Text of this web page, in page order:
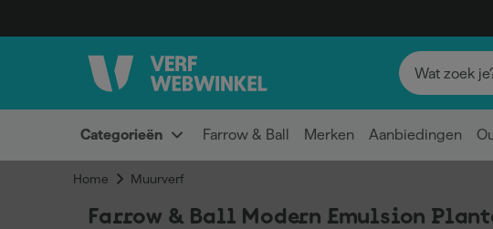
Categorieën Farrow & Ball Merken Aanbiedingen
Home Muurverf
Farrow & Ball Modern Emulsion